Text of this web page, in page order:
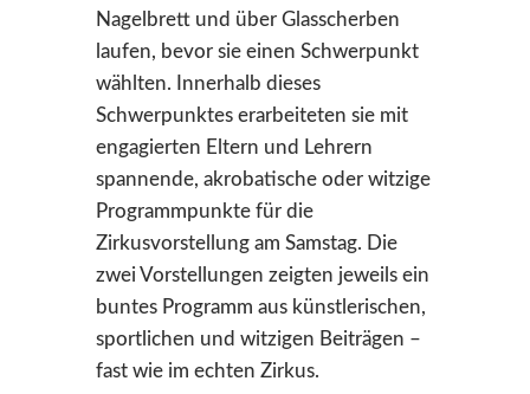
Nagelbrett und über Glasscherben
laufen, bevor sie einen Schwerpunkt
wählten. Innerhalb dieses
Schwerpunktes erarbeiteten sie mit
engagierten Eltern und Lehrern
spannende, akrobatische oder witzige
Programmpunkte für die
Zirkusvorstellung am Samstag. Die
zwei Vorstellungen zeigten jeweils ein
buntes Programm aus künstlerischen,
sportlichen und witzigen Beiträgen –
fast wie im echten Zirkus.